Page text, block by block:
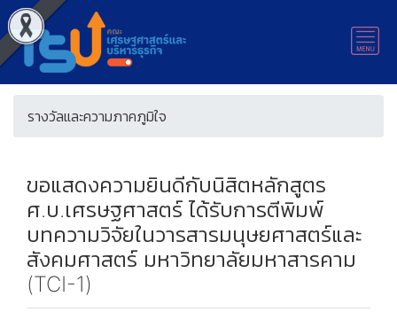
รางวัลและความภาคภูมิใจ
ขอแสดงความยินดีกับนิสิตหลักสูตร
ศ.บ.เศรษฐศาสตร์ ได้รับการตีพิมพ์
บทความวิจัยในวารสารมนุษยศาสตร์และ
สังคมศาสตร์ มหาวิทยาลัยมหาสารคาม
(TCI-1)